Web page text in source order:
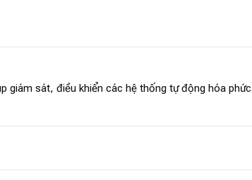
giám sát, điều khiển các hệ thống tự động hóa